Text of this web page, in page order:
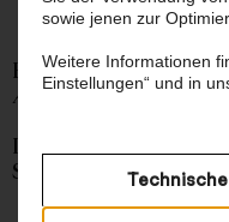
sowie jenen zur
Weitere Informationen
Einstellungen“ und in
Pascal Dusapin
Attaccafür zwei
Ludwig van
Sinfonie Nr. 9 d-Moll